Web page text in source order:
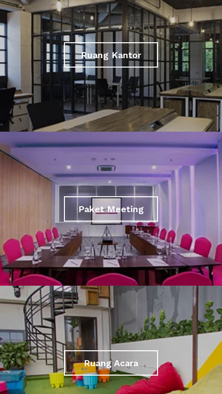
Ruang Kantor
Paket Meeting
Ruang Acara